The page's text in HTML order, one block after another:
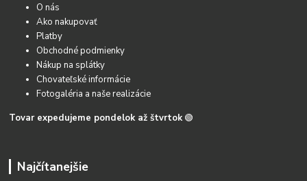
O nás
Ako nakupovať
Platby
Obchodné podmienky
Nákup na splátky
Chovateľské informácie
Fotogaléria a naše realizácie
Tovar expedujeme pondelok až štvrtok 🟢
Najčítanejšie